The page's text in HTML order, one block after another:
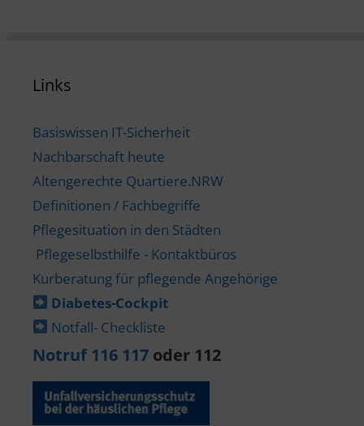
Links
Basiswissen IT-Sicherheit
Nachbarschaft heute
Altengerechte Quartiere.NRW
Definitionen / Fachbegriffe
Pflegesituation in den Städten
Pflegeselbsthilfe - Kontaktbüros
Kurberatung für pflegende Angehörige
Diabetes-​Cockpit
Notfall- Checkliste
Notruf 116 117 oder 112